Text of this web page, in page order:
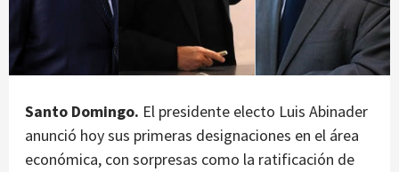
Santo Domingo. El presidente electo Luis Abinader
anunció hoy sus primeras designaciones en el área
económica, con sorpresas como la ratificación de